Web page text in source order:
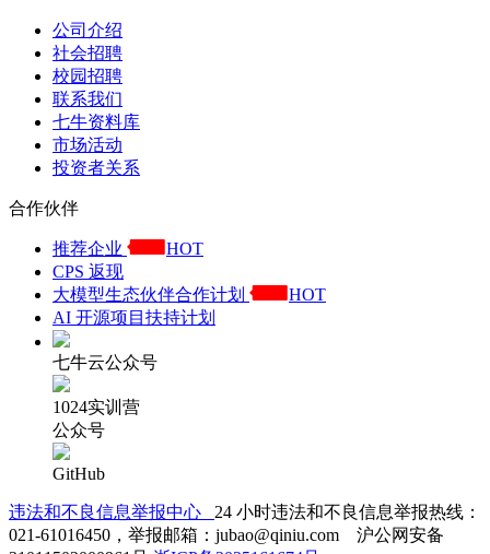
公司介绍
社会招聘
校园招聘
联系我们
七牛资料库
市场活动
投资者关系
合作伙伴
推荐企业
HOT
CPS 返现
大模型生态伙伴合作计划
HOT
AI 开源项目扶持计划
七牛云公众号
1024实训营
公众号
GitHub
违法和不良信息举报中心 24 小时违法和不良信息举报热线：
021-61016450，举报邮箱：jubao@qiniu.com 沪公网安备